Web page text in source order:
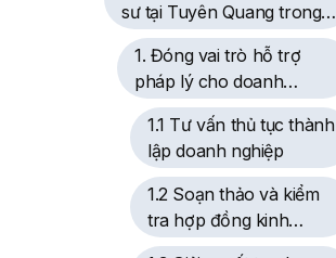
sư tại Tuyên Quang trong
xã hội hiện nay
1. Đóng vai trò hỗ trợ
pháp lý cho doanh
nghiệp
1.1 Tư vấn thủ tục thành
lập doanh nghiệp
1.2 Soạn thảo và kiểm
tra hợp đồng kinh
doanh